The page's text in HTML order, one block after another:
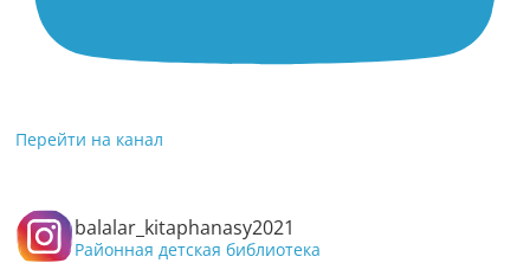
Перейти на канал
balalar_kitaphanasy2021
Районная детская библиотека